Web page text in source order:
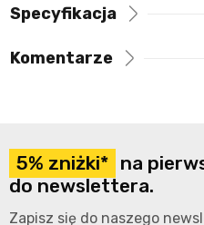
Specyfikacja
Komentarze
5% zniżki* na
do newslettera.
Zapisz się do naszego